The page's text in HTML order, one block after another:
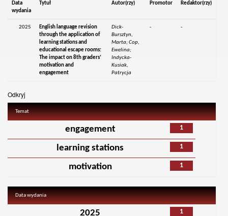
Data
wydania
Tytuł Autor(rzy) Promotor Redaktor(rzy)
2025
English language revision
through the application of
learning stations and
educational escape rooms:
The impact on 8th graders’
motivation and
engagement
Dick-
Bursztyn,
Marta; Cop,
Ewelina;
Indycka-
Kusiak,
Patrycja
- -
Odkryj
Temat
1
engagement
1
learning stations
1
motivation
Data wydania
1
2025